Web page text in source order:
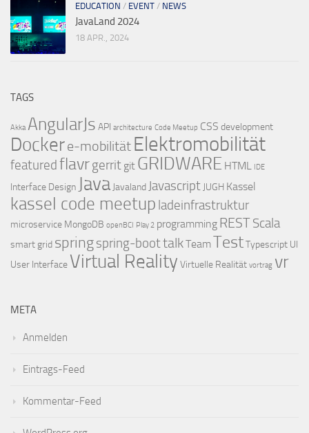
EDUCATION / EVENT / NEWS
JavaLand 2024
18 APR., 2024
TAGS
Akka AngularJs API architecture Code Meetup CSS development
Dockere-mobilität Elektromobilität
featuredflavrgerrit git GRIDWARE HTML IDE
Interface Design JavaJavalandJavascriptJUGH Kassel
kassel code meetup ladeinfrastruktur
microservice MongoDB openBCI Play 2 programming RESTScala
smart grid springspring-boottalkTeamTestTypescript UI
User Interface Virtual Reality Virtuelle Realität vortrag vr
META
Anmelden
Eintrags-Feed
Kommentar-Feed